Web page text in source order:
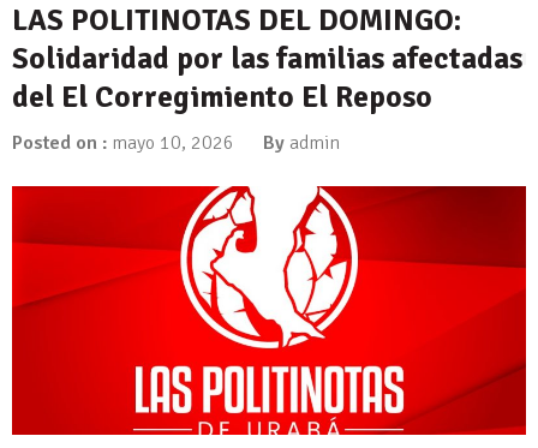
LAS POLITINOTAS DEL DOMINGO:
Solidaridad por las familias afectadas
del El Corregimiento El Reposo
Posted on : mayo 10, 2026 By admin